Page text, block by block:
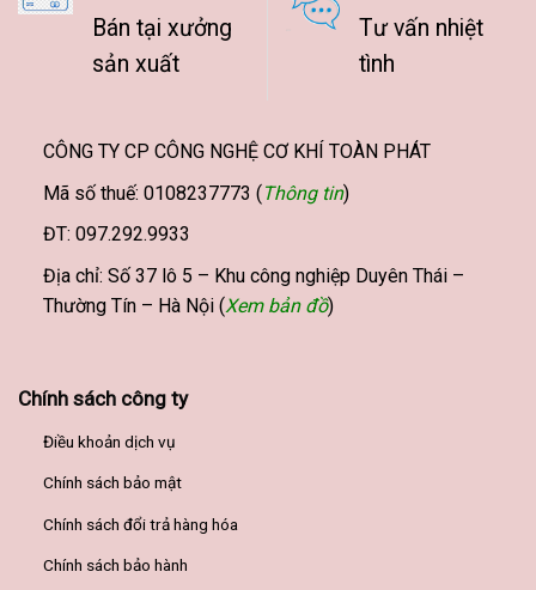
Bán tại xưởng
sản xuất
Tư vấn nhiệt
tình
CÔNG TY CP CÔNG NGHỆ CƠ KHÍ TOÀN PHÁT
Mã số thuế: 0108237773 (Thông tin)
ĐT: 097.292.9933
Địa chỉ: Số 37 lô 5 – Khu công nghiệp Duyên Thái –
Thường Tín – Hà Nội (Xem bản đồ)
Chính sách công ty
Điều khoản dịch vụ
Chính sách bảo mật
Chính sách đổi trả hàng hóa
Chính sách bảo hành